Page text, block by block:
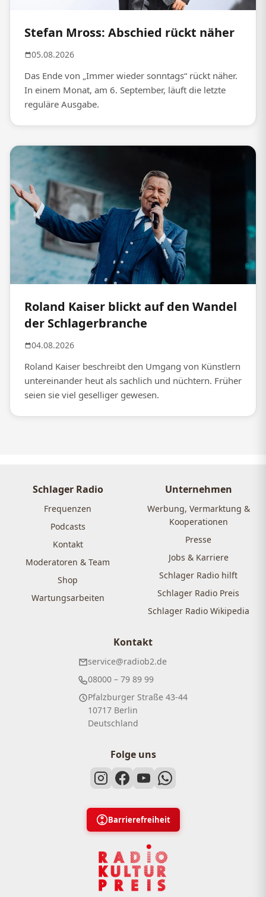
Stefan Mross: Abschied rückt näher
05.08.2026
Das Ende von „Immer wieder sonntags“ rückt näher.
In einem Monat, am 6. September, läuft die letzte
reguläre Ausgabe.
Roland Kaiser blickt auf den Wandel
der Schlagerbranche
04.08.2026
Roland Kaiser beschreibt den Umgang von Künstlern
untereinander heut als sachlich und nüchtern. Früher
seien sie viel geselliger gewesen.
Schlager Radio
Frequenzen
Podcasts
Kontakt
Moderatoren & Team
Shop
Wartungsarbeiten
Unternehmen
Werbung, Vermarktung &
Kooperationen
Presse
Jobs & Karriere
Schlager Radio hilft
Schlager Radio Preis
Schlager Radio Wikipedia
Kontakt
service@radiob2.de
08000 – 79 89 99
Pfalzburger Straße 43-44
10717 Berlin
Deutschland
Folge uns
Barrierefreiheit